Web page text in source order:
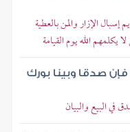
الإزار والمن بالعطية
يكلمهم الله يوم القيامة
فإن صدقا وبينا بورك
البيع والبيان